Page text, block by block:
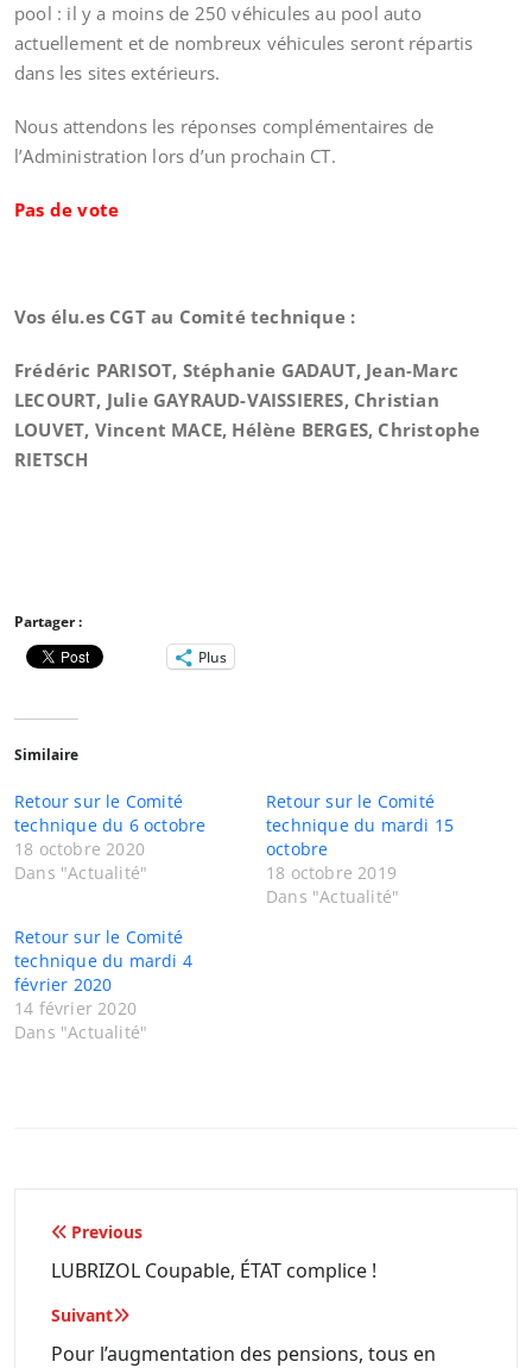
pool : il y a moins de 250 véhicules au pool auto
actuellement et de nombreux véhicules seront répartis
dans les sites extérieurs.
Nous attendons les réponses complémentaires de
l’Administration lors d’un prochain CT.
Pas de vote
Vos élu.es CGT au Comité technique :
Frédéric PARISOT, Stéphanie GADAUT, Jean-Marc
LECOURT, Julie GAYRAUD-VAISSIERES, Christian
LOUVET, Vincent MACE, Hélène BERGES, Christophe
RIETSCH
Partager :
Plus
Similaire
Retour sur le Comité
technique du 6 octobre
18 octobre 2020
Dans "Actualité"
Retour sur le Comité
technique du mardi 15
octobre
18 octobre 2019
Dans "Actualité"
Retour sur le Comité
technique du mardi 4
février 2020
14 février 2020
Dans "Actualité"
Navigation
de
l’article
Previous
LUBRIZOL Coupable, ÉTAT complice !
Suivant
Pour l’augmentation des pensions, tous en